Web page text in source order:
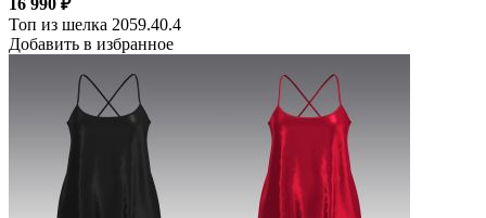
Топ из шелка 2059.40.4
Добавить в избранное